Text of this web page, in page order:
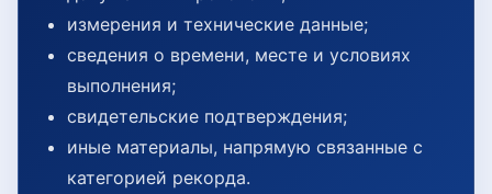
измерения и технические данные;
сведения о времени, месте и условиях
выполнения;
свидетельские подтверждения;
иные материалы, напрямую связанные с
категорией рекорда.